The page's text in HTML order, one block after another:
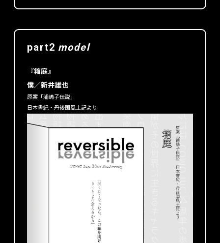
part2 model
『箱庭』
僕／新井雄也
原案「浦嶋子伝説」
日本書紀・丹後国風土記より